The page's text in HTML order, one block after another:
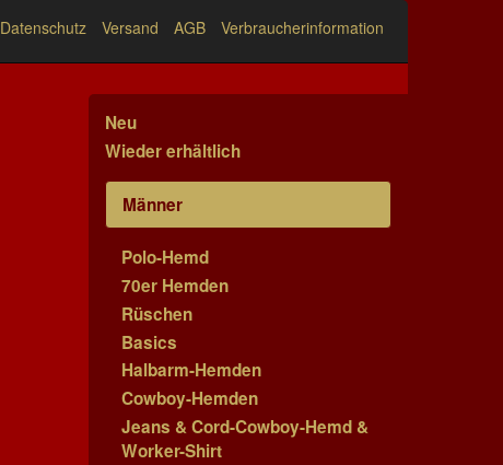
Datenschutz Versand AGB Verbraucherinformation
Neu
Wieder erhältlich
Männer
Polo-Hemd
70er Hemden
Rüschen
Basics
Halbarm-Hemden
Cowboy-Hemden
Jeans & Cord-Cowboy-Hemd &
Worker-Shirt